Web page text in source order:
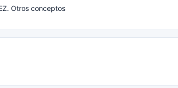
Otros conceptos